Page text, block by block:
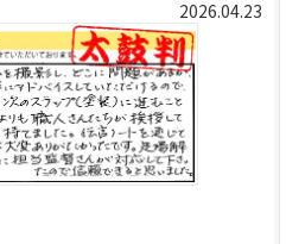
2026.04.23